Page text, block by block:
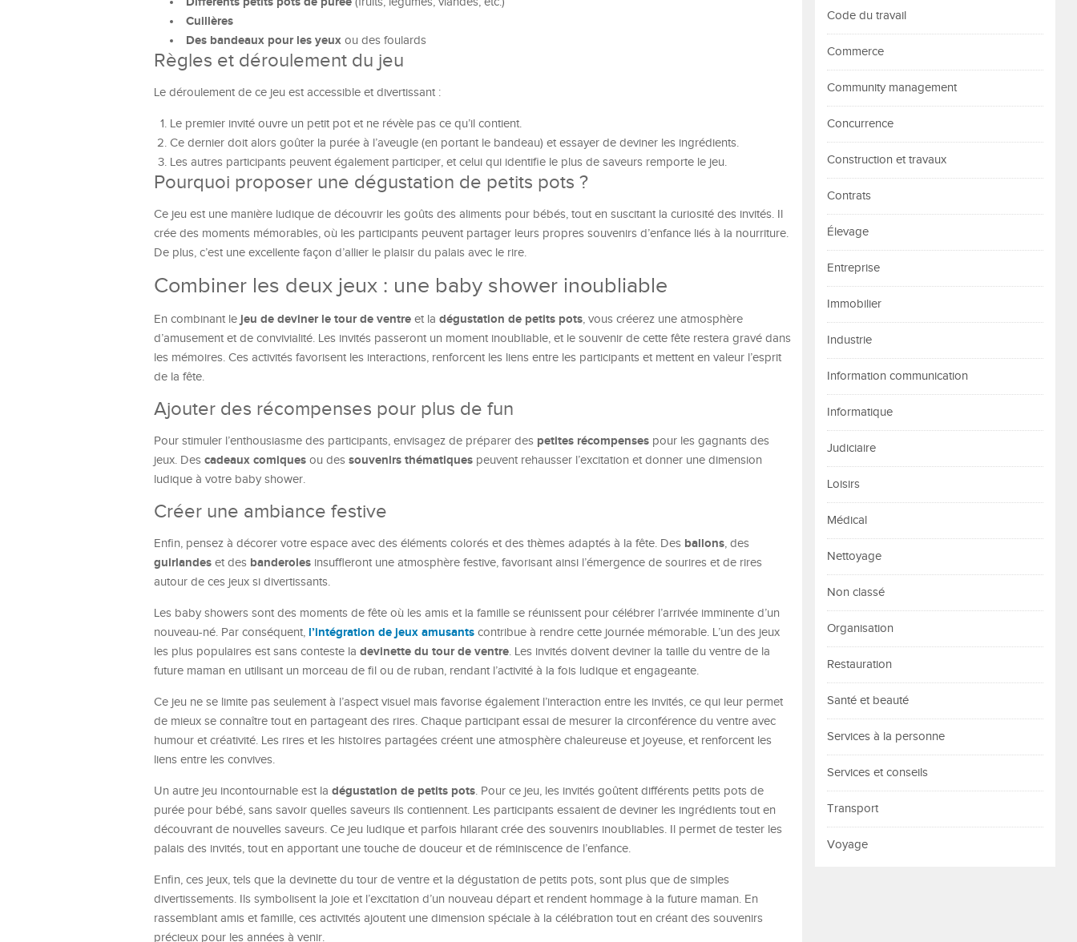
Cuillères
Des bandeaux pour les yeux ou des foulards
Règles et déroulement du jeu
Le déroulement de ce jeu est accessible et divertissant :
Le premier invité ouvre un petit pot et ne révèle pas ce qu’il contient.
Ce dernier doit alors goûter la purée à l’aveugle (en portant le bandeau) et essayer de deviner les ingrédients.
Les autres participants peuvent également participer, et celui qui identifie le plus de saveurs remporte le jeu.
Pourquoi proposer une dégustation de petits pots ?
Ce jeu est une manière ludique de découvrir les goûts des aliments pour bébés, tout en suscitant la curiosité des invités. Il
crée des moments mémorables, où les participants peuvent partager leurs propres souvenirs d’enfance liés à la nourriture.
De plus, c’est une excellente façon d’allier le plaisir du palais avec le rire.
Combiner les deux jeux : une baby shower inoubliable
En combinant le jeu de deviner le tour de ventre et la dégustation de petits pots, vous créerez une atmosphère
d’amusement et de convivialité. Les invités passeront un moment inoubliable, et le souvenir de cette fête restera gravé dans
les mémoires. Ces activités favorisent les interactions, renforcent les liens entre les participants et mettent en valeur l’esprit
de la fête.
Ajouter des récompenses pour plus de fun
Pour stimuler l’enthousiasme des participants, envisagez de préparer des petites récompenses pour les gagnants des
jeux. Des cadeaux comiques ou des souvenirs thématiques peuvent rehausser l’excitation et donner une dimension
ludique à votre baby shower.
Créer une ambiance festive
Enfin, pensez à décorer votre espace avec des éléments colorés et des thèmes adaptés à la fête. Des ballons, des
guirlandes et des banderoles insuffleront une atmosphère festive, favorisant ainsi l’émergence de sourires et de rires
autour de ces jeux si divertissants.
Les baby showers sont des moments de fête où les amis et la famille se réunissent pour célébrer l’arrivée imminente d’un
nouveau-né. Par conséquent, l’intégration de jeux amusants contribue à rendre cette journée mémorable. L’un des jeux
les plus populaires est sans conteste la devinette du tour de ventre. Les invités doivent deviner la taille du ventre de la
future maman en utilisant un morceau de fil ou de ruban, rendant l’activité à la fois ludique et engageante.
Ce jeu ne se limite pas seulement à l’aspect visuel mais favorise également l’interaction entre les invités, ce qui leur permet
de mieux se connaître tout en partageant des rires. Chaque participant essai de mesurer la circonférence du ventre avec
humour et créativité. Les rires et les histoires partagées créent une atmosphère chaleureuse et joyeuse, et renforcent les
liens entre les convives.
Un autre jeu incontournable est la dégustation de petits pots. Pour ce jeu, les invités goûtent différents petits pots de
purée pour bébé, sans savoir quelles saveurs ils contiennent. Les participants essaient de deviner les ingrédients tout en
découvrant de nouvelles saveurs. Ce jeu ludique et parfois hilarant crée des souvenirs inoubliables. Il permet de tester les
palais des invités, tout en apportant une touche de douceur et de réminiscence de l’enfance.
Enfin, ces jeux, tels que la devinette du tour de ventre et la dégustation de petits pots, sont plus que de simples
divertissements. Ils symbolisent la joie et l’excitation d’un nouveau départ et rendent hommage à la future maman. En
rassemblant amis et famille, ces activités ajoutent une dimension spéciale à la célébration tout en créant des souvenirs
précieux pour les années à venir.
Code du travail
Commerce
Community management
Concurrence
Construction et travaux
Contrats
Élevage
Entreprise
Immobilier
Industrie
Information communication
Informatique
Judiciaire
Loisirs
Médical
Nettoyage
Non classé
Organisation
Restauration
Santé et beauté
Services à la personne
Services et conseils
Transport
Voyage